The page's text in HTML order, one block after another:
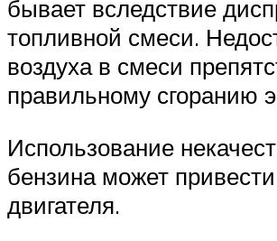
бывает вследствие
топливной смеси.
воздуха в смеси
правильному сгоранию
Использование
бензина может
двигателя.